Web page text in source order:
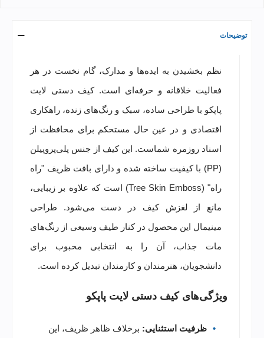
توضیحات
نظم بخشیدن به ایده‌ها و مدارک، گام نخست در هر
فعالیت خلاقانه و حرفه‌ای است. کیف دستی لایت
پاپکو با طراحی ساده، سبک و رنگ‌های زنده، راهکاری
اقتصادی و در عین حال مستحکم برای محافظت از
اسناد روزمره شماست. این کیف از جنس پلی‌پروپیلن
(PP) با کیفیت ساخته شده و دارای بافت ظریف "راه
راه" (Tree Skin Emboss) است که علاوه بر زیبایی،
مانع از لغزش کیف در دست می‌شود. طراحی
مینیمال این محصول در کنار طیف وسیعی از رنگ‌های
مات جذاب، آن را به انتخابی محبوب برای
دانشجویان، هنرمندان و کارمندان تبدیل کرده است.
ویژگی‌های کیف دستی لایت پاپکو
ظرفیت استثنایی: برخلاف ظاهر ظریف، این